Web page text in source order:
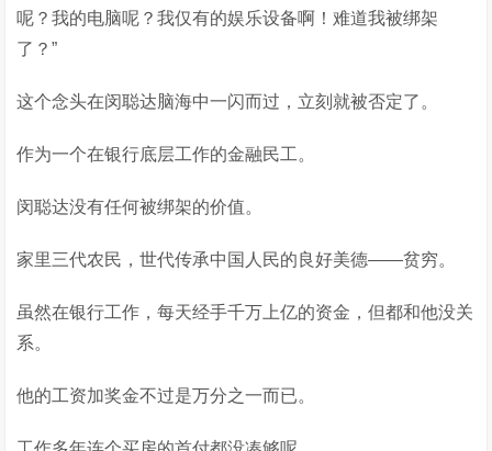
呢？我的电脑呢？我仅有的娱乐设备啊！难道我被绑架
了？”
这个念头在闵聪达脑海中一闪而过，立刻就被否定了。
作为一个在银行底层工作的金融民工。
闵聪达没有任何被绑架的价值。
家里三代农民，世代传承中国人民的良好美德——贫穷。
虽然在银行工作，每天经手千万上亿的资金，但都和他没关
系。
他的工资加奖金不过是万分之一而已。